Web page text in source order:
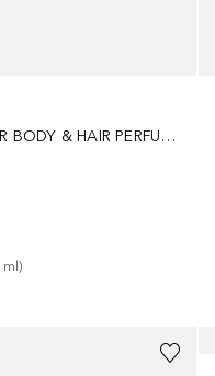
GARDENIA'S WHISPER BODY & HAIR PERFUME MIST
ml)